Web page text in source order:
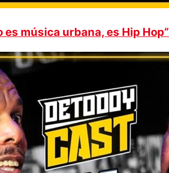
es música urbana, es Hip Hop”